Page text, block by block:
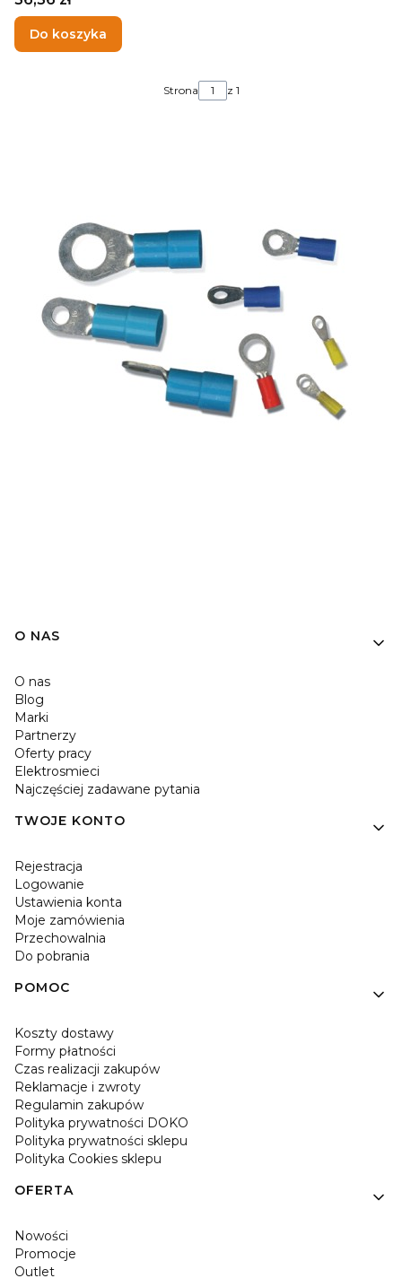
Do koszyka
Strona z 1
O NAS
O nas
Blog
Marki
Partnerzy
Oferty pracy
Elektrosmieci
Najczęściej zadawane pytania
TWOJE KONTO
Rejestracja
Logowanie
Ustawienia konta
Moje zamówienia
Przechowalnia
Do pobrania
POMOC
Koszty dostawy
Formy płatności
Czas realizacji zakupów
Reklamacje i zwroty
Regulamin zakupów
Polityka prywatności DOKO
Polityka prywatności sklepu
Polityka Cookies sklepu
OFERTA
Nowości
Promocje
Outlet